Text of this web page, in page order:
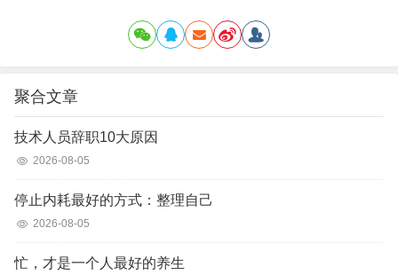
聚合文章
技术人员辞职10大原因
2026-08-05
停止内耗最好的方式：整理自己
2026-08-05
忙，才是一个人最好的养生